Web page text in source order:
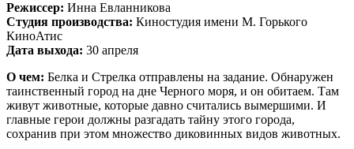
Режиссер: Инна Евланникова
Студия производства: Киностудия имени М. Горького
КиноАтис
Дата выхода: 30 апреля
О чем: Белка и Стрелка отправлены на задание. Обнаружен
таинственный город на дне Черного моря, и он обитаем. Там
живут животные, которые давно считались вымершими. И
главные герои должны разгадать тайну этого города,
сохранив при этом множество диковинных видов животных.